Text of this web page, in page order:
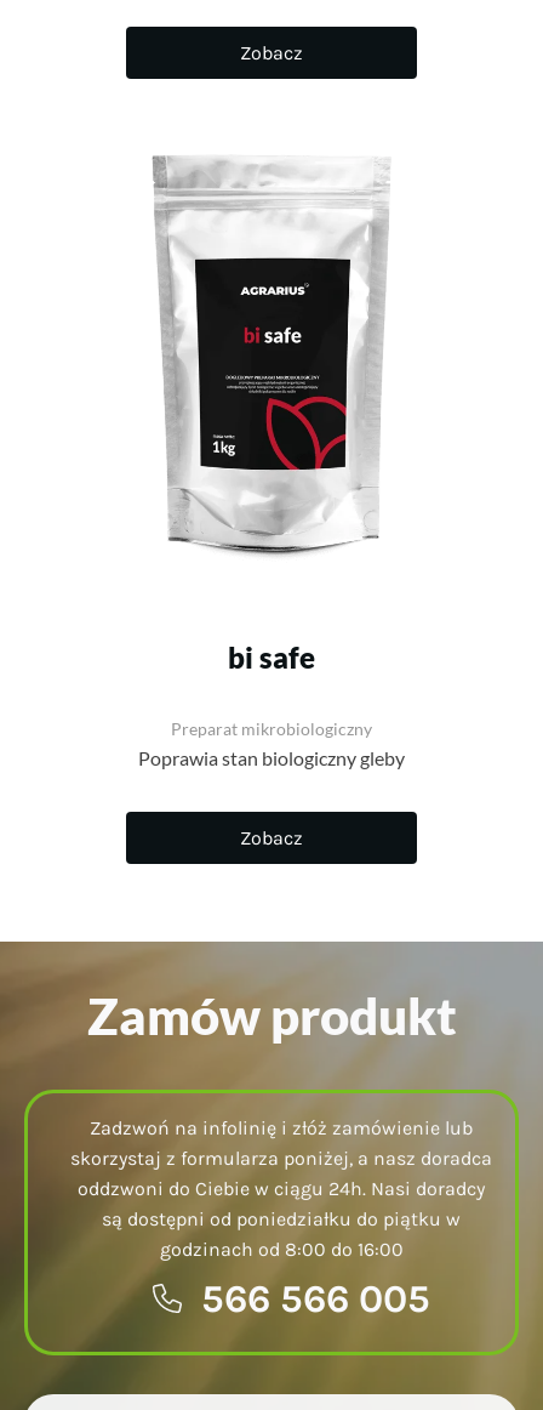
Zobacz
bi safe
Preparat mikrobiologiczny
Poprawia stan biologiczny gleby
Zobacz
Zamów produkt
Zadzwoń na infolinię i złóż zamówienie lub
skorzystaj z formularza poniżej, a nasz doradca
oddzwoni do Ciebie w ciągu 24h. Nasi doradcy
są dostępni od poniedziałku do piątku w
godzinach od 8:00 do 16:00
566 566 005